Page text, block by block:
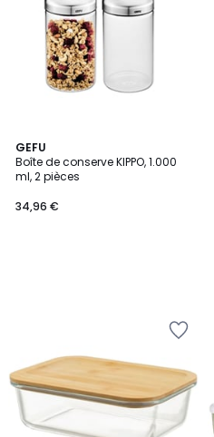
GEFU
Boîte de conserve KIPPO, 1.000
ml, 2 pièces
€.
34,96 €